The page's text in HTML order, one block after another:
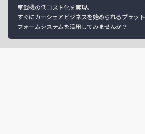
車載機の低コスト化を実現。
すぐにカーシェアビジネスを始められるプラット
フォームシステムを活用してみませんか？